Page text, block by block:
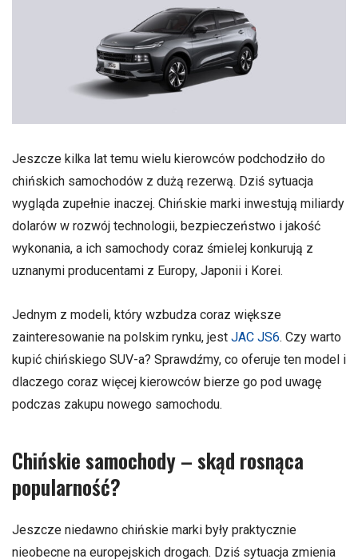
Jeszcze kilka lat temu wielu kierowców podchodziło do
chińskich samochodów z dużą rezerwą. Dziś sytuacja
wygląda zupełnie inaczej. Chińskie marki inwestują miliardy
dolarów w rozwój technologii, bezpieczeństwo i jakość
wykonania, a ich samochody coraz śmielej konkurują z
uznanymi producentami z Europy, Japonii i Korei.
Jednym z modeli, który wzbudza coraz większe
zainteresowanie na polskim rynku, jest JAC JS6. Czy warto
kupić chińskiego SUV-a? Sprawdźmy, co oferuje ten model i
dlaczego coraz więcej kierowców bierze go pod uwagę
podczas zakupu nowego samochodu.
Chińskie samochody – skąd rosnąca
popularność?
Jeszcze niedawno chińskie marki były praktycznie
nieobecne na europejskich drogach. Dziś sytuacja zmienia